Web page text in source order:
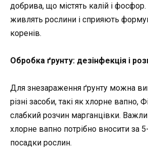
добрива, що містять калій і
живлять рослини і сприяють
коренів.
Обробка ґрунту: дезінфекція і
Для знезараження ґрунту можна
різні засоби, такі як хлорне вапно,
слабкий розчин марганцівки.
хлорне вапно потрібно вносити за
посадки рослин.